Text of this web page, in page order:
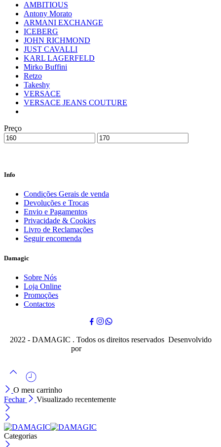
AMBITIOUS
Antony Morato
ARMANI EXCHANGE
ICEBERG
JOHN RICHMOND
JUST CAVALLI
KARL LAGERFELD
Mirko Buffini
Retzo
Takeshy
VERSACE
VERSACE JEANS COUTURE
Preço
Info
Condições Gerais de venda
Devoluções e Trocas
Envio e Pagamentos
Privacidade & Cookies
Livro de Reclamações
Seguir encomenda
Damagic
Sobre Nós
Loja Online
Promoções
Contactos
2022 - DAMAGIC . Todos os direitos reservados Desenvolvido
por
O meu carrinho
Fechar
Visualizado recentemente
Categorias